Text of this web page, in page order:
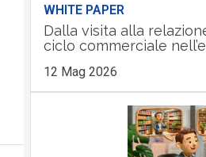
WHITE PAPER
Dalla visita alla
ciclo commerciale
12 Mag 2026